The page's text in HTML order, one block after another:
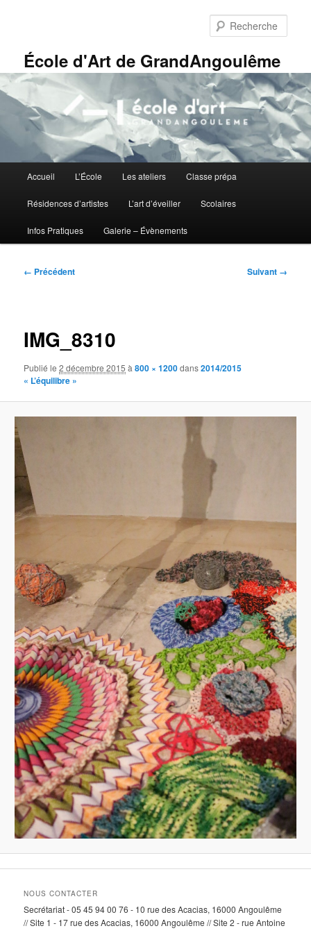
principalÉcole d'Art de GrandAngoulême
principal
Accueil L’École Les ateliers Classe prépa
Résidences d’artistes L’art d’éveiller Scolaires
Infos Pratiques Galerie – Évènements
Navigation
← Précédent Suivant →
IMG_8310
Publié le2 décembre 2015 à800 × 1200dans2014/2015
« L’équilibre »
NOUS CONTACTER
Secrétariat - 05 45 94 00 76 - 10 rue des Acacias, 16000 Angoulême
// Site 1 - 17 rue des Acacias, 16000 Angoulême // Site 2 - rue Antoine